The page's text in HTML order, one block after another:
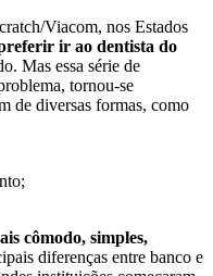
Viacom, nos Estados
ir ao dentista do
Mas essa série de
tornou-se
de diversas formas, como
cômodo, simples,
diferenças entre banco e